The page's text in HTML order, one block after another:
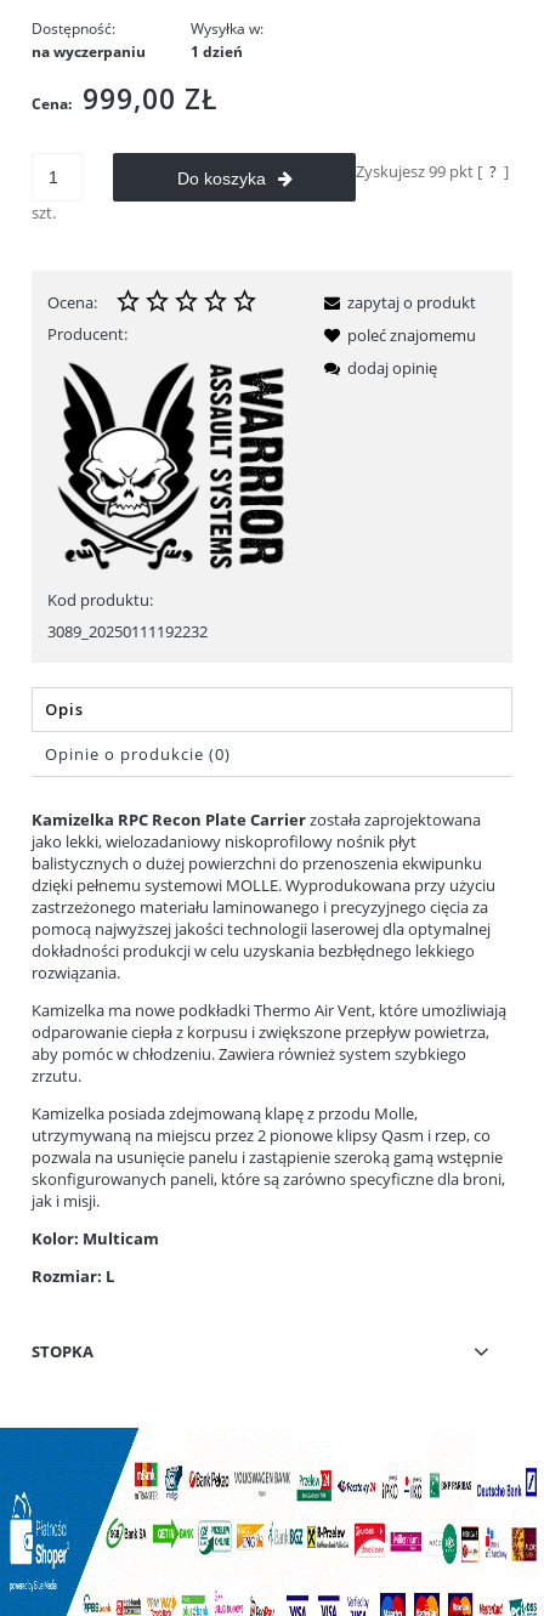
Dostępność:
na wyczerpaniu
Wysyłka w:
1 dzień
Cena: 999,00 ZŁ
szt.
Do koszyka Zyskujesz99 pkt [ ? ]
Ocena:
Producent:
Kod produktu:
3089_20250111192232
zapytaj o produkt
poleć znajomemu
dodaj opinię
Opis
Opinie o produkcie (0)
Kamizelka RPC Recon Plate Carrierzostała zaprojektowana
jako lekki, wielozadaniowy niskoprofilowy nośnik płyt
balistycznych o dużej powierzchni do przenoszenia ekwipunku
dzięki pełnemu systemowi MOLLE. Wyprodukowana przy użyciu
zastrzeżonego materiału laminowanego i precyzyjnego cięcia za
pomocą najwyższej jakości technologii laserowej dla optymalnej
dokładności produkcji w celu uzyskania bezbłędnego lekkiego
rozwiązania.
Kamizelka ma nowe podkładki Thermo Air Vent, które umożliwiają
odparowanie ciepła z korpusu i zwiększone przepływ powietrza,
aby pomóc w chłodzeniu. Zawiera również system szybkiego
zrzutu.
Kamizelka posiada zdejmowaną klapę z przodu Molle,
utrzymywaną na miejscu przez 2 pionowe klipsy Qasm i rzep, co
pozwala na usunięcie panelu i zastąpienie szeroką gamą wstępnie
skonfigurowanych paneli, które są zarówno specyficzne dla broni,
jak i misji.
Kolor: Multicam
Rozmiar: L
STOPKA